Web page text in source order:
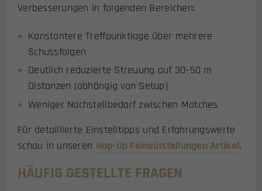
Verbesserungen in folgenden Bereichen:
Konstantere Treffpunktlage über mehrere
Schussfolgen
Deutlich reduzierte Streuung auf 30–50 m
Distanzen (abhängig von Setup)
Weniger Nachstellbedarf zwischen Matches
Für detaillierte Einstelltipps und Erfahrungswerte
schau in unseren Hop-Up Feineinstellungen Artikel.
HÄUFIG GESTELLTE FRAGEN